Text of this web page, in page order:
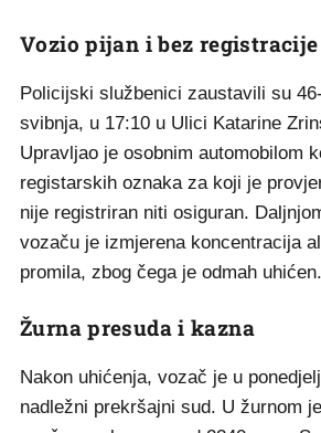
Vozio pijan i bez registracije
Policijski službenici zaustavili su
svibnja, u 17:10 u Ulici Katarine
Upravljao je osobnim automobilom
registarskih oznaka za koji je
nije registriran niti osiguran.
vozaču je izmjerena koncentracija
promila, zbog čega je odmah uhićen.
Žurna presuda i kazna
Nakon uhićenja, vozač je u
nadležni prekršajni sud. U žurnom